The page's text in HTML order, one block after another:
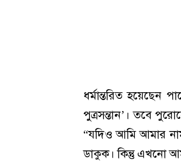
ধর্মান্তরিত হয়েছেন
পুত্রসন্তান’। তবে
“যদিও আমি আমার
ডাকুক। কিন্তু এখনো